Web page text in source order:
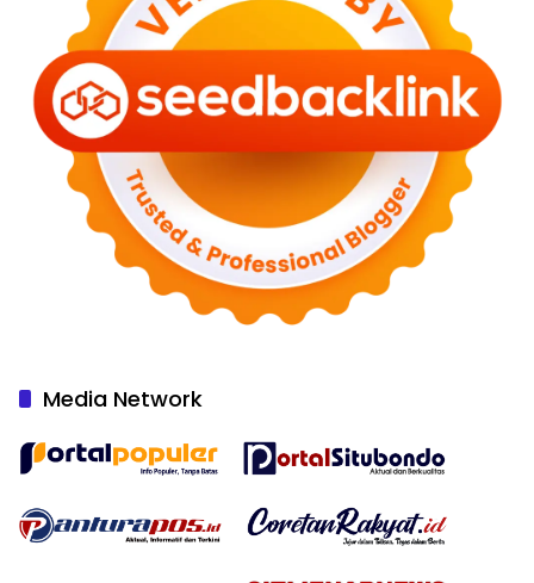
Media Network